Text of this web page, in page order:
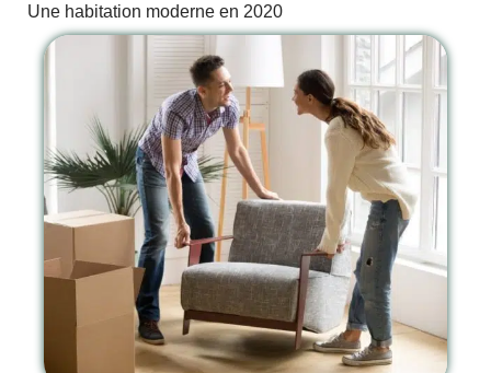
Une habitation moderne en 2020